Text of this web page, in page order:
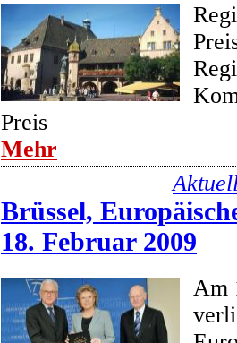
Preis
Mehr
Brüssel,
18. Februar 2009
Am